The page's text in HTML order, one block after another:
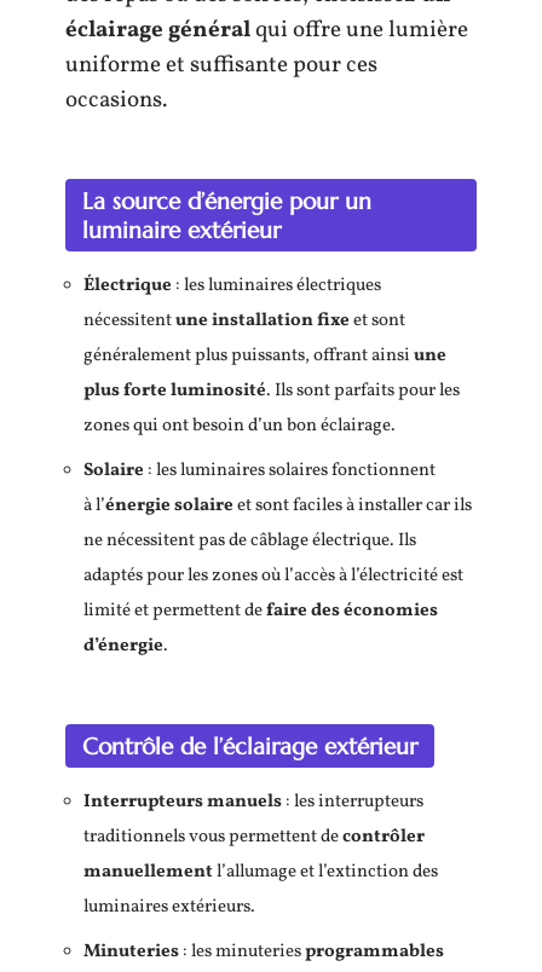
éclairage généralqui offre une lumière
uniforme et suffisante pour ces
occasions.
La source d’énergie pour un
luminaire extérieur
Électrique : les luminaires électriques
nécessitentune installation fixeet sont
généralement plus puissants, offrant ainsiune
plus forte luminosité. Ils sont parfaits pour les
zones qui ont besoin d’un bon éclairage.
Solaire : les luminaires solaires fonctionnent
à l’énergie solaireet sont faciles à installer car ils
ne nécessitent pas de câblage électrique. Ils
adaptés pour les zones où l’accès à l’électricité est
limité et permettent defaire des économies
d’énergie.
Contrôle de l’éclairage extérieur
Interrupteurs manuels: les interrupteurs
traditionnels vous permettent decontrôler
manuellementl’allumage et l’extinction des
luminaires extérieurs.
Minuteries: les minuteriesprogrammables